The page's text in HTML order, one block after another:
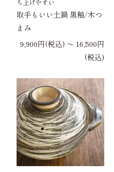
ち上げやすい
取手もいい土鍋 黒釉/木つ
まみ
9,900円(税込) 〜 16,500円
(税込)